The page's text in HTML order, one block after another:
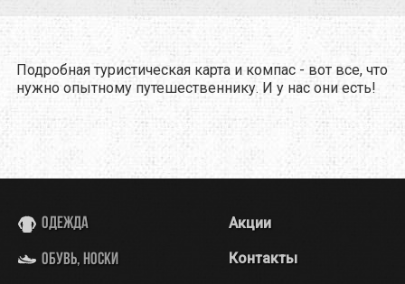
Подробная туристическая карта и компас - вот все, что
нужно опытному путешественнику. И у нас они есть!
Одежда
Обувь, носки
Акции
Контакты